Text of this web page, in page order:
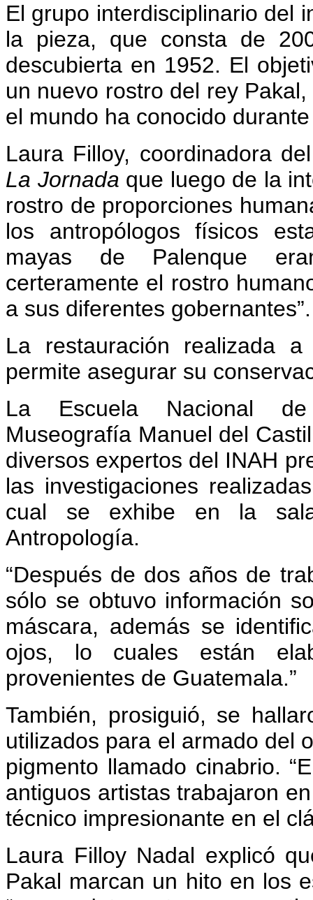
El grupo interdisciplinario del
la pieza, que consta de
descubierta en 1952. El
un nuevo rostro del rey
el mundo ha conocido
Laura Filloy, coordinadora
La Jornada que luego de la
rostro de proporciones
los antropólogos físicos
mayas de Palenque
certeramente el rostro
a sus diferentes gobernantes”.
La restauración realizada
permite asegurar su
La Escuela Nacional de
Museografía Manuel del
diversos expertos del INAH
las investigaciones
cual se exhibe en la
Antropología.
“Después de dos años de
sólo se obtuvo información
máscara, además se
ojos, lo cuales están
provenientes de Guatemala.”
También, prosiguió, se
utilizados para el armado del
pigmento llamado cinabrio.
antiguos artistas trabajaron
técnico impresionante en el
Laura Filloy Nadal explicó
Pakal marcan un hito en los